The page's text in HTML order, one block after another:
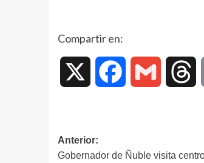
Compartir en:
Facebook Gmail
Anterior:
Gobernador de Ñuble visita